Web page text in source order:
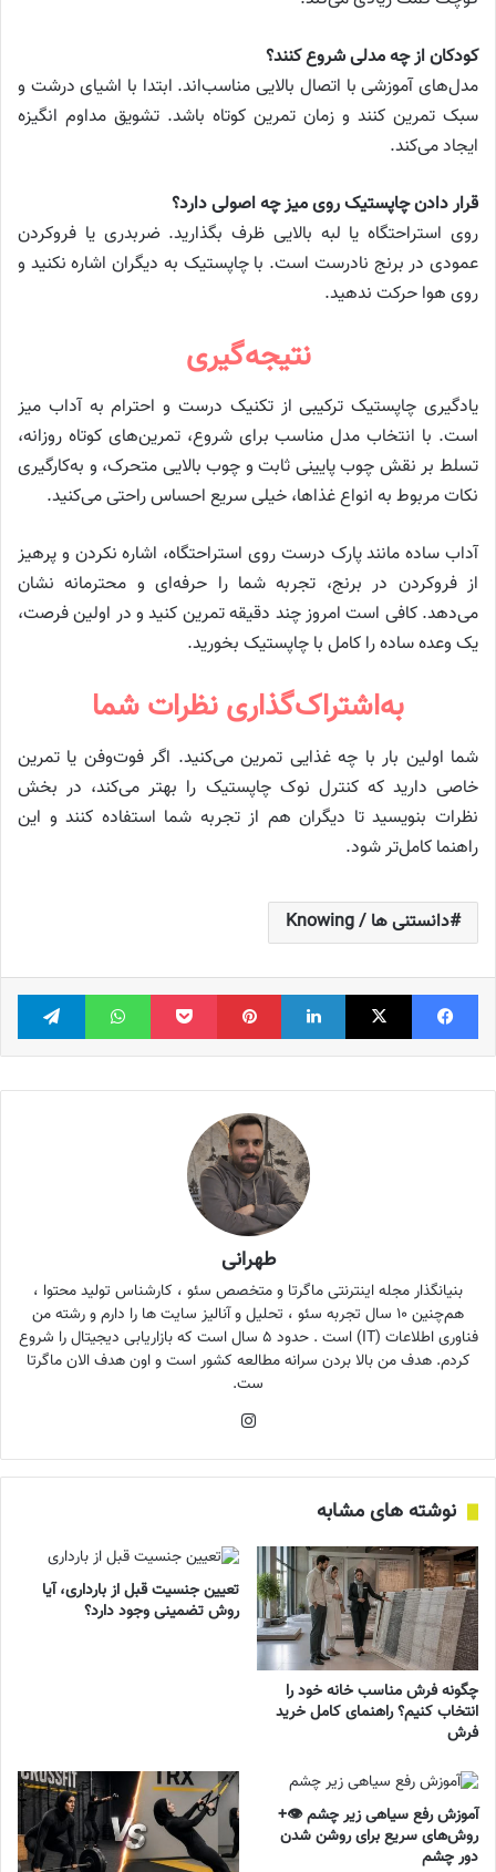
کودکان از چه مدلی شروع کنند؟
مدل‌های آموزشی با اتصال بالایی مناسب‌اند. ابتدا با اشیای درشت و
سبک تمرین کنند و زمان تمرین کوتاه باشد. تشویق مداوم انگیزه
ایجاد می‌کند.
قرار دادن چاپستیک روی میز چه اصولی دارد؟
روی استراحتگاه یا لبه بالایی ظرف بگذارید. ضربدری یا فروکردن
عمودی در برنج نادرست است. با چاپستیک به دیگران اشاره نکنید و
روی هوا حرکت ندهید.
نتیجه‌گیری
یادگیری چاپستیک ترکیبی از تکنیک درست و احترام به آداب میز
است. با انتخاب مدل مناسب برای شروع، تمرین‌های کوتاه روزانه،
تسلط بر نقش چوب پایینی ثابت و چوب بالایی متحرک، و به‌کارگیری
نکات مربوط به انواع غذاها، خیلی سریع احساس راحتی می‌کنید.
آداب ساده مانند پارک درست روی استراحتگاه، اشاره نکردن و پرهیز
از فروکردن در برنج، تجربه شما را حرفه‌ای و محترمانه نشان
می‌دهد. کافی است امروز چند دقیقه تمرین کنید و در اولین فرصت،
یک وعده ساده را کامل با چاپستیک بخورید.
به‌اشتراک‌گذاری نظرات شما
شما اولین بار با چه غذایی تمرین می‌کنید. اگر فوت‌وفن یا تمرین
خاصی دارید که کنترل نوک چاپستیک را بهتر می‌کند، در بخش
نظرات بنویسید تا دیگران هم از تجربه شما استفاده کنند و این
راهنما کامل‌تر شود.
دانستنی ها / Knowing
فیس بوک X لینکدین ‫پین‌ترست پاکت واتس آپ
طهرانی
بنیانگذار مجله اینترنتی ماگرتا و متخصص سئو ، کارشناس تولید محتوا ،
هم‌چنین ۱۰ سال تجربه سئو ، تحلیل و آنالیز سایت ها را دارم و رشته من
فناوری اطلاعات (IT) است . حدود ۵ سال است که بازاریابی دیجیتال را شروع
کردم. هدف من بالا بردن سرانه مطالعه کشور است و اون هدف الان ماگرتا
ست.
نوشته های مشابه
چگونه فرش مناسب خانه خود را
انتخاب کنیم؟ راهنمای کامل خرید
فرش
تعیین جنسیت قبل از بارداری، آیا
روش تضمینی وجود دارد؟
آموزش رفع سیاهی زیر چشم 👁️+
روش‌های سریع برای روشن شدن
دور چشم